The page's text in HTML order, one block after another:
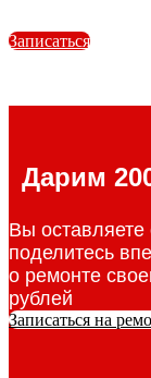
Записаться
Дарим
Вы
поделитесь
о ремонте
рублей
Записаться на